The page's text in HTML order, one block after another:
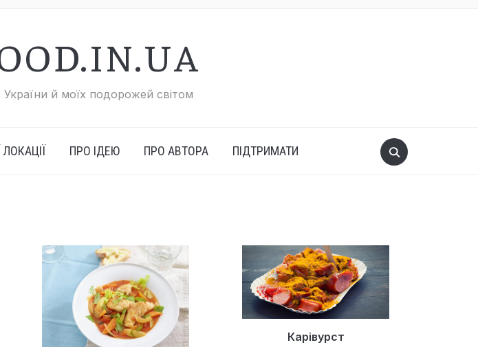
України й моїх подорожей світом
ПРО ІДЕЮ ПРО АВТОРА ПІДТРИМАТИ
Карівурст